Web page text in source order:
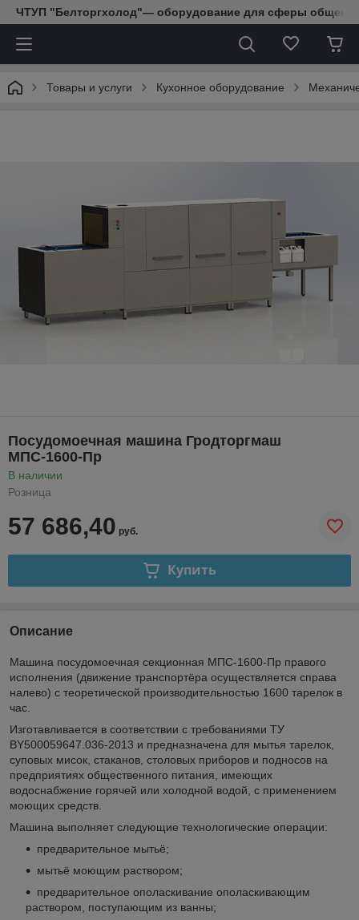
ЧТУП "Белторгхолод"— оборудование для сферы
Товары и услуги Кухонное оборудование
Посудомоечная машина Гродторгмаш
МПС-1600-Пр
В наличии
Розница
57 686,40 руб.
Купить
Описание
Машина посудомоечная секционная МПС-1600-Пр правого
исполнения (движение транспортёра осуществляется справа
налево) с теоретической производительностью 1600 тарелок в
час.
Изготавливается в соответствии с требованиями ТУ
BY500059647.036-2013 и предназначена для мытья тарелок,
суповых мисок, стаканов, столовых приборов и подносов на
предприятиях общественного питания, имеющих
водоснабжение горячей или холодной водой, с применением
моющих средств.
Машина выполняет следующие технологические операции:
предварительное мытьё;
мытьё моющим раствором;
предварительное ополаскивание ополаскивающим
раствором, поступающим из ванны;